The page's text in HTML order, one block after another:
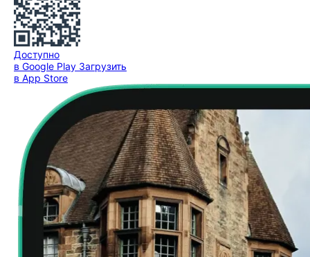
Доступно
в Google Play Загрузить
в App Store